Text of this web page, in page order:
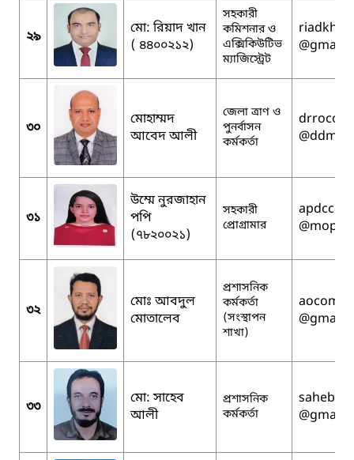
২৯
মো: রিয়াদ খান
( ৪৪০০২১২)
সহকারী
কমিশনার ও
এক্সিকিউটিভ
ম্যাজিস্ট্রেট
৩০
মোহাম্মদ
আবেদ আলী
জেলা ত্রাণ ও
পুনর্বাসন
কর্মকর্তা
৩১
উম্মে নুরজাহান
পপি
(৭৮২০০২১)
সহকারী
প্রোগ্রামার
৩২
মোঃ আবদুল
মোতালেব
প্রশাসনিক
কর্মকর্তা
(সংস্থাপন
শাখা)
৩৩
মো: সাহেব
আলী
প্রশাসনিক
কর্মকর্তা